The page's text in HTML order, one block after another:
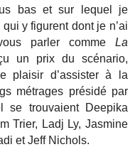
bas et sur lequel je
y figurent dont je n’ai
parler comme La
un prix du scénario,
plaisir d’assister à la
métrages présidé par
se trouvaient Deepika
Trier, Ladj Ly, Jasmine
et Jeff Nichols.